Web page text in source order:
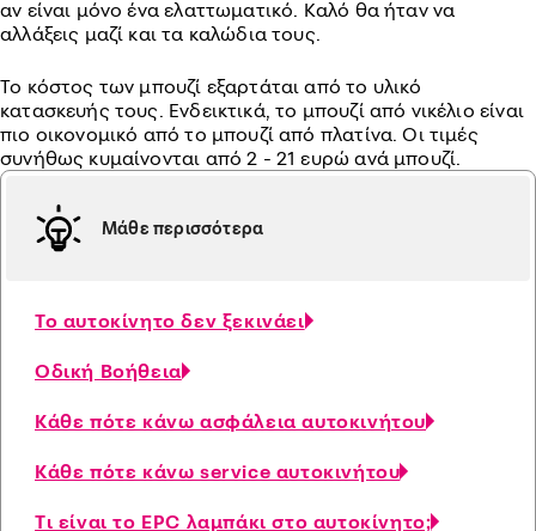
αν είναι μόνο ένα ελαττωματικό. Καλό θα ήταν να
αλλάξεις μαζί και τα καλώδια τους.
Το κόστος των μπουζί εξαρτάται από το υλικό
κατασκευής τους. Ενδεικτικά, το μπουζί από νικέλιο είναι
πιο οικονομικό από το μπουζί από πλατίνα. Οι τιμές
συνήθως κυμαίνονται από 2 - 21 ευρώ ανά μπουζί.
Μάθε περισσότερα
Το αυτοκίνητο δεν ξεκινάει
Οδική Βοήθεια
Κάθε πότε κάνω ασφάλεια αυτοκινήτου
Κάθε πότε κάνω service αυτοκινήτου
Τι είναι το EPC λαμπάκι στο αυτοκίνητο;